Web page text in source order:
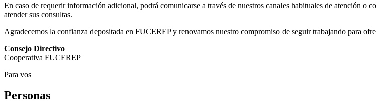
En caso de requerir información adicional, podrá comunicarse a través de nuestros canales habituales de atención o
atender sus consultas.
Agradecemos la confianza depositada en FUCEREP y renovamos nuestro compromiso de seguir trabajando para
Consejo Directivo
Cooperativa FUCEREP
Para vos
Personas